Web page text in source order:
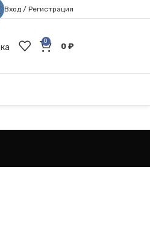
Вход / Регистрация
0
0 ₽